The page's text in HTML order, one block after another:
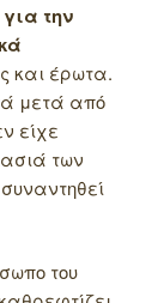
την
και έρωτα.
μετά από
είχε
των
του